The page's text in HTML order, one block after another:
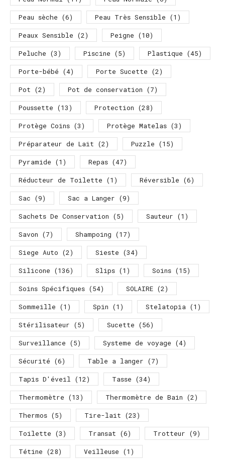
Peau sèche (6) Peau Très Sensible (1)
Peaux Sensible (2) Peigne (10)
Peluche (3) Piscine (5) Plastique (45)
Porte-bébé (4) Porte Sucette (2)
Pot (2) Pot de conservation (7)
Poussette (13) Protection (28)
Protège Coins (3) Protège Matelas (3)
Préparateur de Lait (2) Puzzle (15)
Pyramide (1) Repas (47)
Réducteur de Toilette (1) Réversible (6)
Sac (9) Sac a Langer (9)
Sachets De Conservation (5) Sauteur (1)
Savon (7) Shampoing (17)
Siege Auto (2) Sieste (34)
Silicone (136) Slips (1) Soins (15)
Soins Spécifiques (54) SOLAIRE (2)
Sommeille (1) Spin (1) Stelatopia (1)
Stérilisateur (5) Sucette (56)
Surveillance (5) Systeme de voyage (4)
Sécurité (6) Table a langer (7)
Tapis D'éveil (12) Tasse (34)
Thermomètre (13) Thermomètre de Bain (2)
Thermos (5) Tire-lait (23)
Toilette (3) Transat (6) Trotteur (9)
Tétine (28) Veilleuse (1)